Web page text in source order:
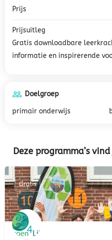
Prijs
Prijsuitleg
Gratis downloadbare
informatie en inspirerende
Doelgroep
primair onderwijs
Deze programma’s
Gratis